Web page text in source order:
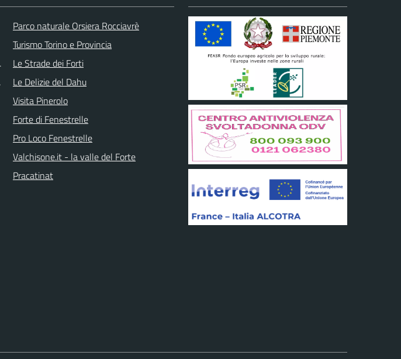
e Pinerolo
Parco naturale Orsiera Rocciavrè
Turismo Torino e Provincia
Le Strade dei Forti
Le Delizie del Dahu
Visita Pinerolo
Forte di Fenestrelle
Pro Loco Fenestrelle
Valchisone.it - la valle del Forte
Pracatinat